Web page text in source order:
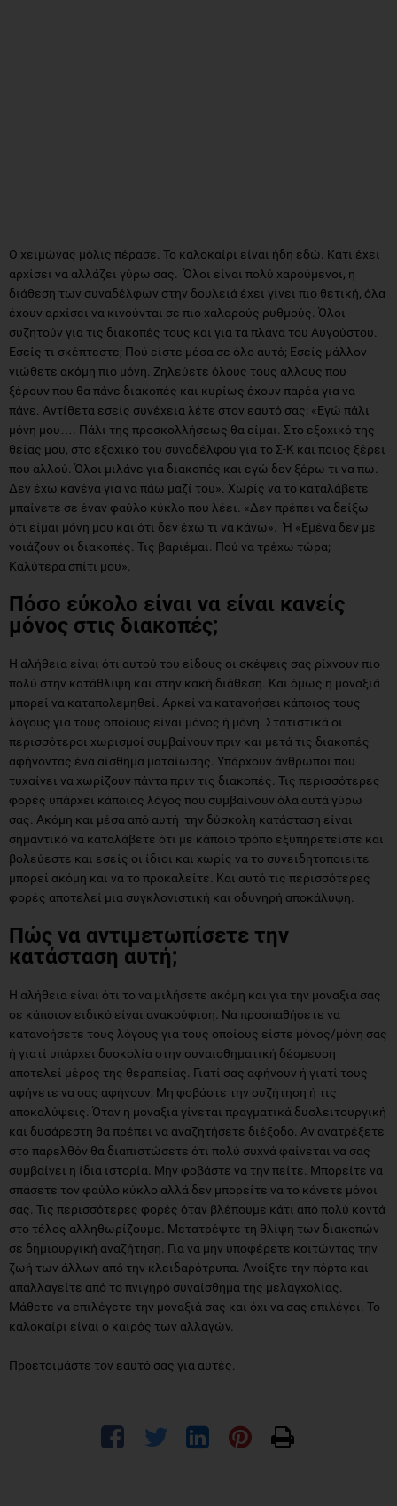
O χειμώνας μόλις πέρασε. Το καλοκαίρι είναι ήδη εδώ. Κάτι έχει
αρχίσει να αλλάζει γύρω σας. Όλοι είναι πολύ χαρούμενοι, η
διάθεση των συναδέλφων στην δουλειά έχει γίνει πιο θετική, όλα
έχουν αρχίσει να κινούνται σε πιο χαλαρούς ρυθμούς. Όλοι
συζητούν για τις διακοπές τους και για τα πλάνα του Αυγούστου.
Εσείς τι σκέπτεστε; Πού είστε μέσα σε όλο αυτό; Εσείς μάλλον
νιώθετε ακόμη πιο μόνη. Ζηλεύετε όλους τους άλλους που
ξέρουν που θα πάνε διακοπές και κυρίως έχουν παρέα για να
πάνε. Αντίθετα εσείς συνέχεια λέτε στον εαυτό σας: «Εγώ πάλι
μόνη μου…. Πάλι της προσκολλήσεως θα είμαι. Στο εξοχικό της
θείας μου, στο εξοχικό του συναδέλφου για το Σ-Κ και ποιος ξέρει
που αλλού. Όλοι μιλάνε για διακοπές και εγώ δεν ξέρω τι να πω.
Δεν έχω κανένα για να πάω μαζί του». Χωρίς να το καταλάβετε
μπαίνετε σε έναν φαύλο κύκλο που λέει. «Δεν πρέπει να δείξω
ότι είμαι μόνη μου και ότι δεν έχω τι να κάνω». Ή «Εμένα δεν με
νοιάζουν οι διακοπές. Τις βαριέμαι. Πού να τρέχω τώρα;
Καλύτερα σπίτι μου».
Πόσο εύκολο είναι να είναι κανείς
μόνος στις διακοπές;
Η αλήθεια είναι ότι αυτού του είδους οι σκέψεις σας ρίχνουν πιο
πολύ στην κατάθλιψη και στην κακή διάθεση. Και όμως η μοναξιά
μπορεί να καταπολεμηθεί. Αρκεί να κατανοήσει κάποιος τους
λόγους για τους οποίους είναι μόνος ή μόνη. Στατιστικά οι
περισσότεροι χωρισμοί συμβαίνουν πριν και μετά τις διακοπές
αφήνοντας ένα αίσθημα ματαίωσης. Υπάρχουν άνθρωποι που
τυχαίνει να χωρίζουν πάντα πριν τις διακοπές. Τις περισσότερες
φορές υπάρχει κάποιος λόγος που συμβαίνουν όλα αυτά γύρω
σας. Ακόμη και μέσα από αυτή την δύσκολη κατάσταση είναι
σημαντικό να καταλάβετε ότι με κάποιο τρόπο εξυπηρετείστε και
βολεύεστε και εσείς οι ίδιοι και χωρίς να το συνειδητοποιείτε
μπορεί ακόμη και να το προκαλείτε. Και αυτό τις περισσότερες
φορές αποτελεί μια συγκλονιστική και οδυνηρή αποκάλυψη.
Πώς να αντιμετωπίσετε την
κατάσταση αυτή;
Η αλήθεια είναι ότι το να μιλήσετε ακόμη και για την μοναξιά σας
σε κάποιον ειδικό είναι ανακούφιση. Να προσπαθήσετε να
κατανοήσετε τους λόγους για τους οποίους είστε μόνος/μόνη σας
ή γιατί υπάρχει δυσκολία στην συναισθηματική δέσμευση
αποτελεί μέρος της θεραπείας. Γιατί σας αφήνουν ή γιατί τους
αφήνετε να σας αφήνουν; Μη φοβάστε την συζήτηση ή τις
αποκαλύψεις. Όταν η μοναξιά γίνεται πραγματικά δυσλειτουργική
και δυσάρεστη θα πρέπει να αναζητήσετε διέξοδο. Αν ανατρέξετε
στο παρελθόν θα διαπιστώσετε ότι πολύ συχνά φαίνεται να σας
συμβαίνει η ίδια ιστορία. Μην φοβάστε να την πείτε. Μπορείτε να
σπάσετε τον φαύλο κύκλο αλλά δεν μπορείτε να το κάνετε μόνοι
σας. Τις περισσότερες φορές όταν βλέπουμε κάτι από πολύ κοντά
στο τέλος αλληθωρίζουμε. Μετατρέψτε τη θλίψη των διακοπών
σε δημιουργική αναζήτηση. Για να μην υποφέρετε κοιτώντας την
ζωή των άλλων από την κλειδαρότρυπα. Ανοίξτε την πόρτα και
απαλλαγείτε από το πνιγηρό συναίσθημα της μελαγχολίας.
Μάθετε να επιλέγετε την μοναξιά σας και όχι να σας επιλέγει. Το
καλοκαίρι είναι ο καιρός των αλλαγών.
Προετοιμάστε τον εαυτό σας για αυτές.